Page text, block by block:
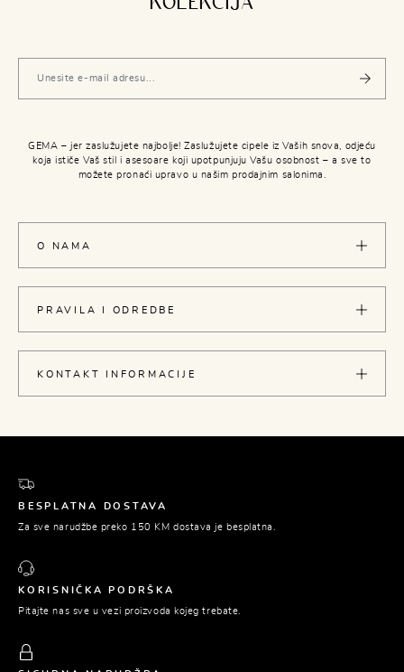
KOLEKCIJA
GEMA – jer zaslužujete najbolje! Zaslužujete cipele iz Vaših snova, odjeću
koja ističe Vaš stil i asesoare koji upotpunjuju Vašu osobnost – a sve to
možete pronaći upravo u našim prodajnim salonima.
O NAMA
PRAVILA I ODREDBE
KONTAKT INFORMACIJE
BESPLATNA DOSTAVA
Za sve narudžbe preko 150 KM dostava je besplatna.
KORISNIČKA PODRŠKA
Pitajte nas sve u vezi proizvoda kojeg trebate.